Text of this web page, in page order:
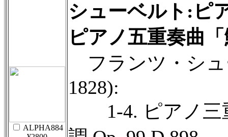
ALPHA884
シューベルト:ピ
ピアノ五重奏曲
フランツ・シュ
1828):
1-4. ピアノ三